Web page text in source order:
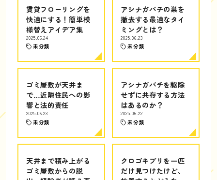
賃貸フローリングを
快適にする！簡単模
様替えアイデア集
2025.06.24
未分類
アシナガバチの巣を
撤去する最適なタイ
ミングとは？
2025.06.23
未分類
ゴミ屋敷が天井ま
で…近隣住民への影
響と法的責任
2025.06.23
未分類
アシナガバチを駆除
せずに共存する方法
はあるのか？
2025.06.22
未分類
天井まで積み上がる
ゴミ屋敷からの脱
クロゴキブリを一匹
だけ見つけたけど、